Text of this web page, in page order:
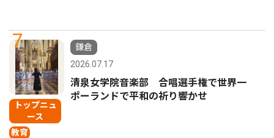
7
トップニュ
ース
教育
鎌倉
2026.07.17
清泉女学院音楽部 合唱選手権で世界一
ポーランドで平和の祈り響かせ